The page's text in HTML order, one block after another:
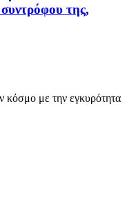
της,
κόσμο με την εγκυρότητα